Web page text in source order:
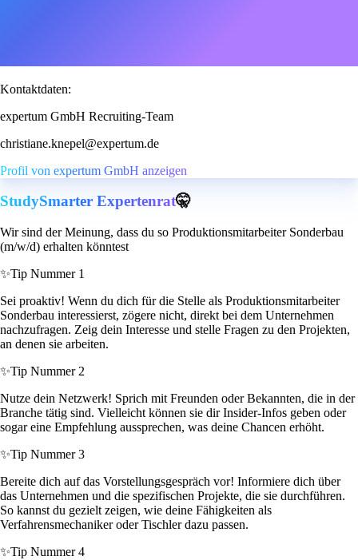
Kontaktdaten:
expertum GmbH Recruiting-Team
christiane.knepel@expertum.de
Profil von expertum GmbH anzeigen
StudySmarter Expertenrat🤫
Wir sind der Meinung, dass du so Produktionsmitarbeiter Sonderbau
(m/w/d) erhalten könntest
✨Tip Nummer 1
Sei proaktiv! Wenn du dich für die Stelle als Produktionsmitarbeiter
Sonderbau interessierst, zögere nicht, direkt bei dem Unternehmen
nachzufragen. Zeig dein Interesse und stelle Fragen zu den Projekten,
an denen sie arbeiten.
✨Tip Nummer 2
Nutze dein Netzwerk! Sprich mit Freunden oder Bekannten, die in der
Branche tätig sind. Vielleicht können sie dir Insider-Infos geben oder
sogar eine Empfehlung aussprechen, was deine Chancen erhöht.
✨Tip Nummer 3
Bereite dich auf das Vorstellungsgespräch vor! Informiere dich über
das Unternehmen und die spezifischen Projekte, die sie durchführen.
So kannst du gezielt zeigen, wie deine Fähigkeiten als
Verfahrensmechaniker oder Tischler dazu passen.
✨Tip Nummer 4